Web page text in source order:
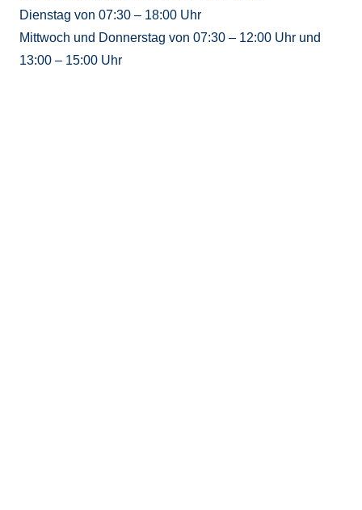
Dienstag von 07:30 – 18:00 Uhr
Mittwoch und Donnerstag von 07:30 – 12:00 Uhr und
13:00 – 15:00 Uhr